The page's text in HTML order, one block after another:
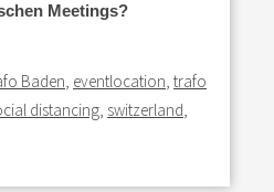
Meetings?
Baden, eventlocation, trafo
distancing, switzerland,